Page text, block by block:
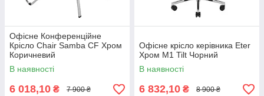
Офісне Конференційне
Крісло Chair Samba CF Хром
Коричневий
В наявності
6 018,10 ₴ 7 900 ₴
Офісне крісло керівника Eter
Хром M1 Tilt Чорний
В наявності
6 832,10 ₴ 8 900 ₴